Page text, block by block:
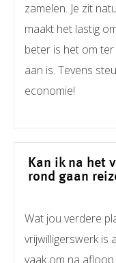
zamelen. Je zit
maakt het lastig
beter is het om
aan is. Tevens
economie!
Kan ik na het
rond gaan
Wat jou verdere
vrijwilligerswerk is
vaak om na